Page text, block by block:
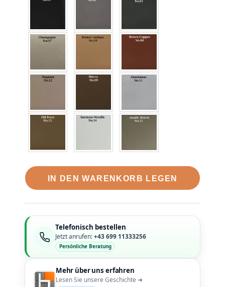
IN DEN WARENKORB LEGEN
Telefonisch bestellen
Jetzt anrufen:+43 699 11333256
Persönliche Beratung
Mehr über uns erfahren
Lesen Sie unsere Geschichte ➜